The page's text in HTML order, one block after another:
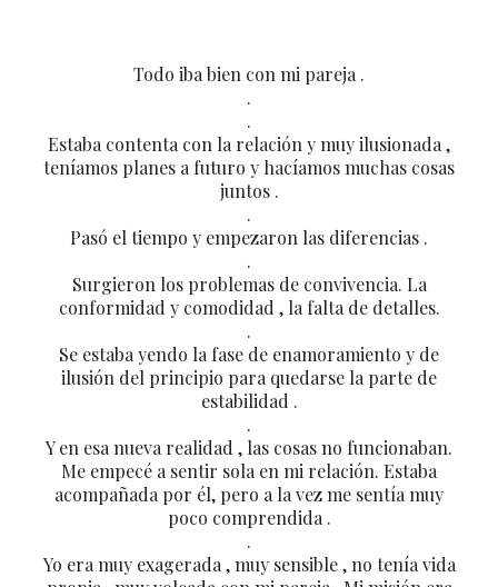
Todo iba bien con mi pareja .
.
.
Estaba contenta con la relación y muy ilusionada ,
teníamos planes a futuro y hacíamos muchas cosas
juntos .
.
Pasó el tiempo y empezaron las diferencias .
.
Surgieron los problemas de convivencia. La
conformidad y comodidad , la falta de detalles.
.
Se estaba yendo la fase de enamoramiento y de
ilusión del principio para quedarse la parte de
estabilidad .
.
Y en esa nueva realidad , las cosas no funcionaban.
Me empecé a sentir sola en mi relación. Estaba
acompañada por él, pero a la vez me sentía muy
poco comprendida .
.
Yo era muy exagerada , muy sensible , no tenía vida